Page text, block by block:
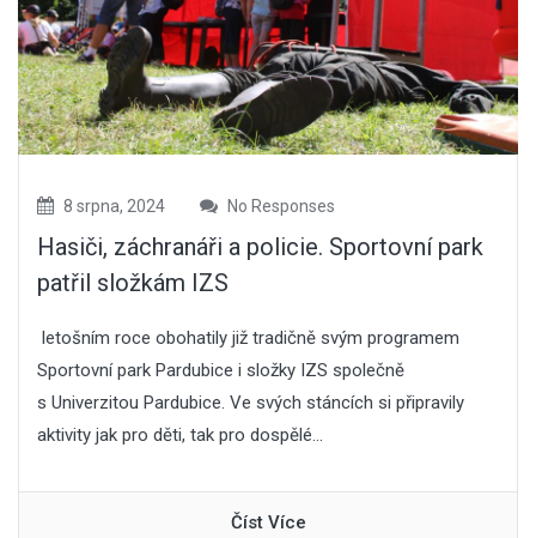
8 srpna, 2024 No Responses
Hasiči, záchranáři a policie. Sportovní park
patřil složkám IZS
letošním roce obohatily již tradičně svým programem
Sportovní park Pardubice i složky IZS společně
s Univerzitou Pardubice. Ve svých stáncích si připravily
aktivity jak pro děti, tak pro dospělé...
Číst Více